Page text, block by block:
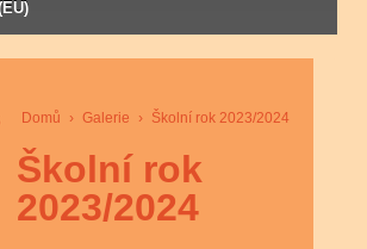
Domů › Galerie › Školní rok 2023/2024
Školní rok
2023/2024